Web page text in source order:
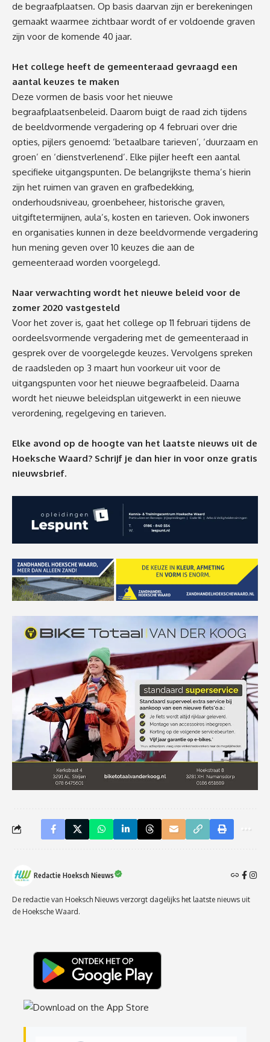
de begraafplaatsen. Op basis daarvan zijn er berekeningen
gemaakt waarmee zichtbaar wordt of er voldoende graven
zijn voor de komende 40 jaar.
Het college heeft de gemeenteraad gevraagd een
aantal keuzes te maken
Deze vormen de basis voor het nieuwe
begraafplaatsenbeleid. Daarom buigt de raad zich tijdens
de beeldvormende vergadering op 4 februari over drie
opties, pijlers genoemd: ‘betaalbare tarieven’, ‘duurzaam en
groen’ en ‘dienstverlenend’. Elke pijler heeft een aantal
specifieke uitgangspunten. De belangrijkste thema’s hierin
zijn het ruimen van graven en grafbedekking,
onderhoudsniveau, groenbeheer, historische graven,
uitgiftetermijnen, aula’s, kosten en tarieven. Ook inwoners
en organisaties kunnen in deze beeldvormende vergadering
hun mening geven over 10 keuzes die aan de
gemeenteraad worden voorgelegd.
Naar verwachting wordt het nieuwe beleid voor de
zomer 2020 vastgesteld
Voor het zover is, gaat het college op 11 februari tijdens de
oordeelsvormende vergadering met de gemeenteraad in
gesprek over de voorgelegde keuzes. Vervolgens spreken
de raadsleden op 3 maart hun voorkeur uit voor de
uitgangspunten voor het nieuwe begraafbeleid. Daarna
wordt het nieuwe beleidsplan uitgewerkt in een nieuwe
verordening, regelgeving en tarieven.
Elke avond op de hoogte van het laatste nieuws uit de
Hoeksche Waard? Schrijf je dan hier in voor onze gratis
nieuwsbrief.
Redactie Hoeksch Nieuws
De redactie van Hoeksch Nieuws verzorgt dagelijks het laatste nieuws uit
de Hoeksche Waard.